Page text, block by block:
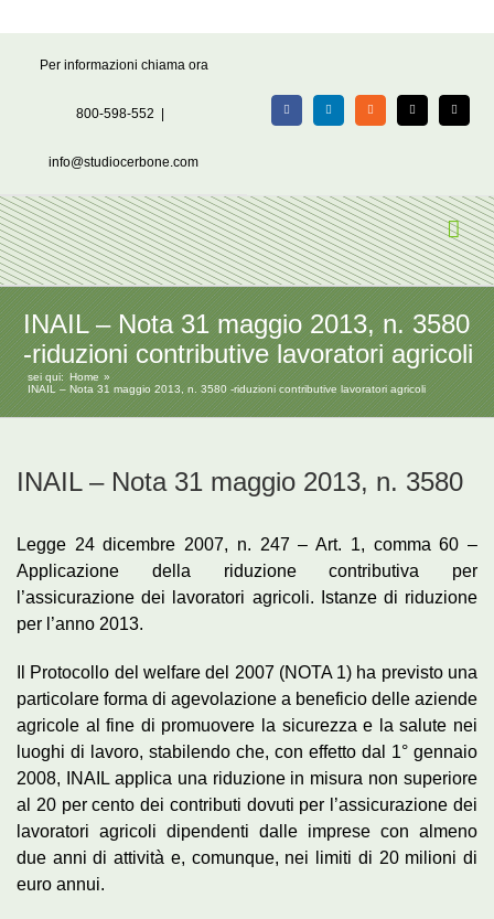
Per informazioni chiama ora
800-598-552
info@studiocerbone.com
FacebookLinkedIn Rss X Email
INAIL – Nota 31 maggio 2013, n. 3580
-riduzioni contributive lavoratori agricoli
sei qui:
Home
INAIL – Nota 31 maggio 2013, n. 3580 -riduzioni contributive lavoratori agricoli
INAIL – Nota 31 maggio 2013, n. 3580
Legge 24 dicembre 2007, n. 247 – Art. 1, comma 60 –
Applicazione della riduzione contributiva per
l’assicurazione dei lavoratori agricoli. Istanze di riduzione
per l’anno 2013.
Il Protocollo del welfare del 2007 (NOTA 1) ha previsto una
particolare forma di agevolazione a beneficio delle aziende
agricole al fine di promuovere la sicurezza e la salute nei
luoghi di lavoro, stabilendo che, con effetto dal 1° gennaio
2008, INAIL applica una riduzione in misura non superiore
al 20 per cento dei contributi dovuti per l’assicurazione dei
lavoratori agricoli dipendenti dalle imprese con almeno
due anni di attività e, comunque, nei limiti di 20 milioni di
euro annui.